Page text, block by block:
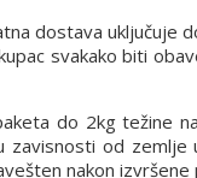
dostava
svakako biti
do 2kg težine
od
nakon